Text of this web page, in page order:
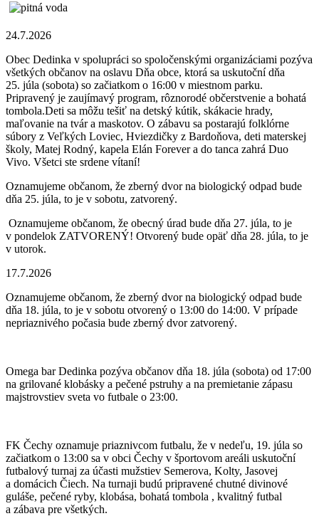
24.7.2026
Obec Dedinka v spolupráci so spoločenskými organizáciami pozýva
všetkých občanov na oslavu Dňa obce, ktorá sa uskutoční dňa
25. júla (sobota) so začiatkom o 16:00 v miestnom parku.
Pripravený je zaujímavý program, rôznorodé občerstvenie a bohatá
tombola.Deti sa môžu tešiť na detský kútik, skákacie hrady,
maľovanie na tvár a maskotov. O zábavu sa postarajú folklórne
súbory z Veľkých Loviec, Hviezdičky z Bardoňova, deti materskej
školy, Matej Rodný, kapela Elán Forever a do tanca zahrá Duo
Vivo. Všetci ste srdene vítaní!
Oznamujeme občanom, že zberný dvor na biologický odpad bude
dňa 25. júla, to je v sobotu, zatvorený.
Oznamujeme občanom, že obecný úrad bude dňa 27. júla, to je
v pondelok ZATVORENÝ! Otvorený bude opäť dňa 28. júla, to je
v utorok.
17.7.2026
Oznamujeme občanom, že zberný dvor na biologický odpad bude
dňa 18. júla, to je v sobotu otvorený o 13:00 do 14:00. V prípade
nepriaznivého počasia bude zberný dvor zatvorený.
Omega bar Dedinka pozýva občanov dňa 18. júla (sobota) od 17:00
na grilované klobásky a pečené pstruhy a na premietanie zápasu
majstrovstiev sveta vo futbale o 23:00.
FK Čechy oznamuje priaznivcom futbalu, že v nedeľu, 19. júla so
začiatkom o 13:00 sa v obci Čechy v športovom areáli uskutoční
futbalový turnaj za účasti mužstiev Semerova, Kolty, Jasovej
a domácich Čiech. Na turnaji budú pripravené chutné divinové
guláše, pečené ryby, klobása, bohatá tombola , kvalitný futbal
a zábava pre všetkých.